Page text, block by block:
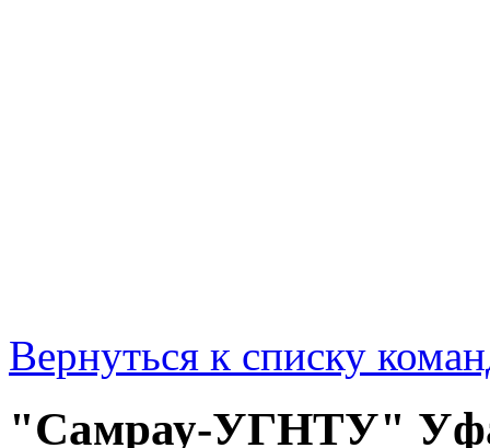
Вернуться к списку
"Самрау-УГНТУ"